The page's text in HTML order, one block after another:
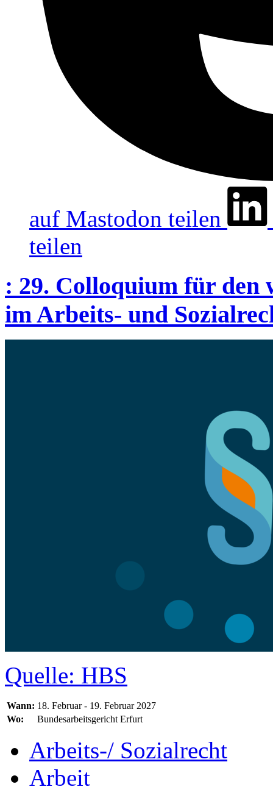
auf Mastodon teilen
teilen
: 29. Colloquium für den
im Arbeits- und
Quelle: HBS
Wann: 18. Februar - 19. Februar 2027
Wo:
Bundesarbeitsgericht Erfurt
Arbeits-/ Sozialrecht
Arbeit